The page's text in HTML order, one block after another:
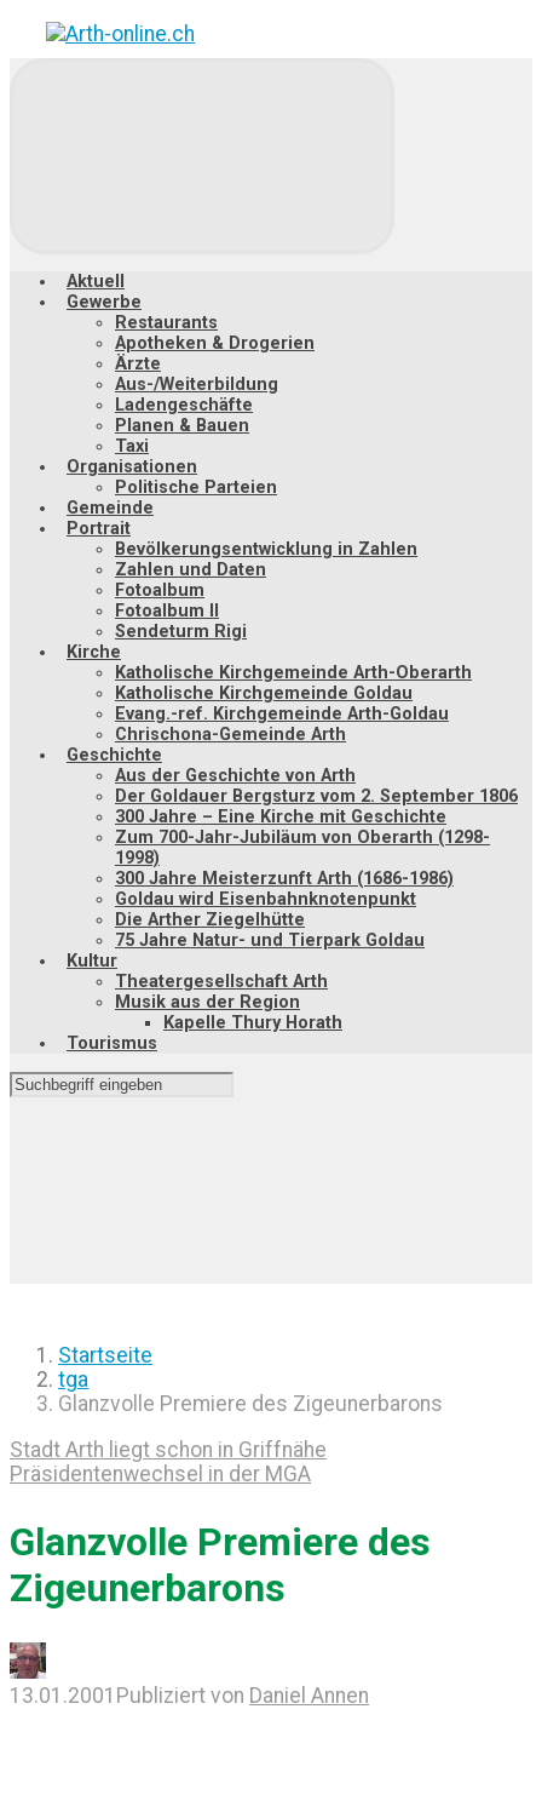
Zum
Hauptinhalt
Aktuell
Gewerbe
Restaurants
Apotheken & Drogerien
Ärzte
Aus-/Weiterbildung
Ladengeschäfte
Planen & Bauen
Taxi
Organisationen
Politische Parteien
Gemeinde
Portrait
Bevölkerungsentwicklung in Zahlen
Zahlen und Daten
Fotoalbum
Fotoalbum II
Sendeturm Rigi
Kirche
Katholische Kirchgemeinde Arth-Oberarth
Katholische Kirchgemeinde Goldau
Evang.-ref. Kirchgemeinde Arth-Goldau
Chrischona-Gemeinde Arth
Geschichte
Aus der Geschichte von Arth
Der Goldauer Bergsturz vom 2. September 1806
300 Jahre – Eine Kirche mit Geschichte
Zum 700-Jahr-Jubiläum von Oberarth (1298-
1998)
300 Jahre Meisterzunft Arth (1686-1986)
Goldau wird Eisenbahnknotenpunkt
Die Arther Ziegelhütte
75 Jahre Natur- und Tierpark Goldau
Kultur
Theatergesellschaft Arth
Musik aus der Region
Kapelle Thury Horath
Tourismus
Startseite
tga
Glanzvolle Premiere des Zigeunerbarons
Stadt Arth liegt schon in Griffnähe
Präsidentenwechsel in der MGA
Glanzvolle Premiere des
Zigeunerbarons
13.01.2001 Publiziert von Daniel Annen